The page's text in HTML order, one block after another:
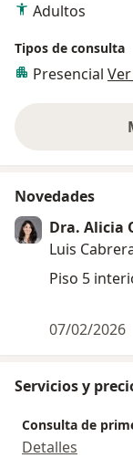
Adultos
Tipos de consulta
Presencial
Novedades
Dra. Alicia
Luis
Piso 5
07/02/2026
Servicios y
Consulta de
Detalles